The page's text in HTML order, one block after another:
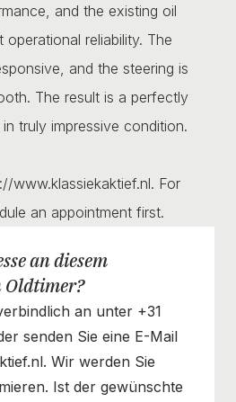
and the existing oil
reliability. The
and the steering is
The result is a perfectly
truly impressive condition.
www.klassiekaktief.nl. For
an appointment first.
an diesem
Oldtimer?
an unter +31
senden Sie eine E-Mail
Wir werden Sie
Ist der gewünschte